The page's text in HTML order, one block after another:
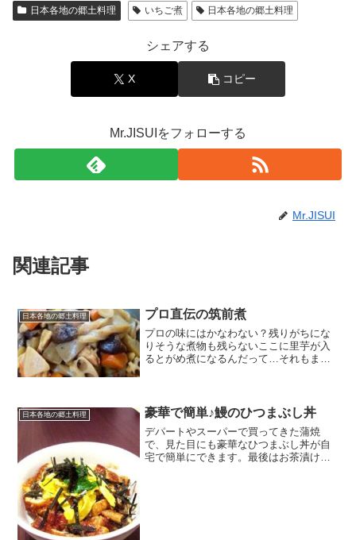
日本各地の郷土料理 いちご煮 日本各地の郷土料理
シェアする
X コピー
Mr.JISUIをフォローする
Mr.JISUI
関連記事
日本各地の郷土料理 プロ直伝の筑前煮
プロの味にはかなわない？残りがちにな
りそうな煮物も残らないここに里芋が入
るとがめ煮になるんだって…それもまた
の戻し汁●和...
日本各地の郷土料理 豪華で簡単♪鰻のひつまぶし丼
デパートやスーパーで買ってきた蒲焼
で、見た目にも豪華なひつまぶし丼が自
宅で簡単にできます。最後はお茶漬けに